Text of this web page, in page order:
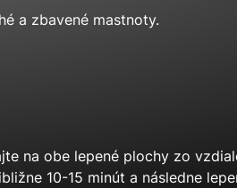
a zbavené mastnoty.
na obe lepené plochy zo
10-15 minút a následne